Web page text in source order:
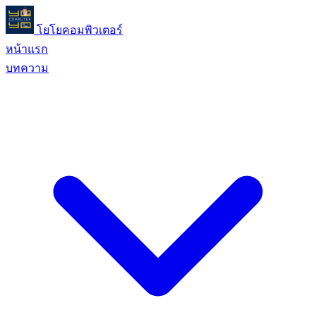
โยโยคอมพิวเตอร์
หน้าแรก
บทความ